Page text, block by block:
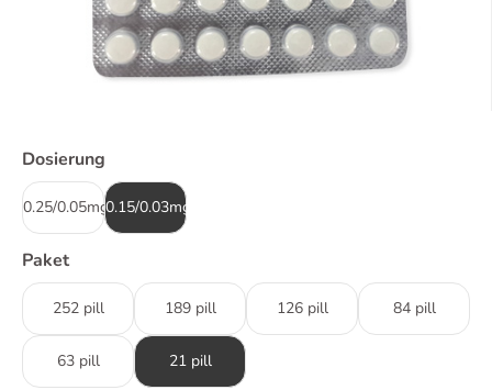
Dosierung
0.25/0.05mg0.15/0.03mg
Paket
252 pill 189 pill 126 pill 84 pill
63 pill 21 pill